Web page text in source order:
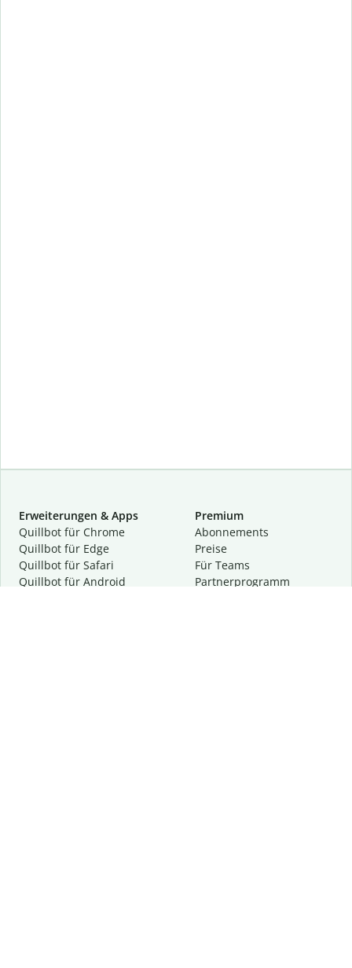
Erweiterungen & Apps
Quillbot für Chrome
Quillbot für Edge
Quillbot für Safari
Quillbot für Android
Premium
Abon­ne­ments
Preise
Für Teams
Partnerprogramm